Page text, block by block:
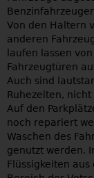
Von den Haltern
anderen
laufen lassen
Fahrzeugtüren
Auch sind
Ruhezeiten,
Auf den
noch repariert
Waschen des
genutzt werden.
Flüssigkeiten